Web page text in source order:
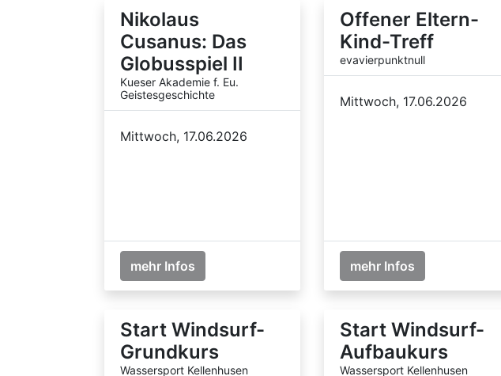
Nikolaus
Cusanus: Das
Globusspiel II
Kueser Akademie f. Eu.
Geistesgeschichte
Mittwoch, 17.06.2026
mehr Infos
Offener Eltern-
Kind-Treff
evavierpunktnull
Mittwoch, 17.06.2026
mehr Infos
Start Windsurf-
Grundkurs
Wassersport Kellenhusen
Start Windsurf-
Aufbaukurs
Wassersport Kellenhusen